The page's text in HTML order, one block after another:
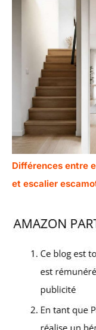
Différences entre
et escalier